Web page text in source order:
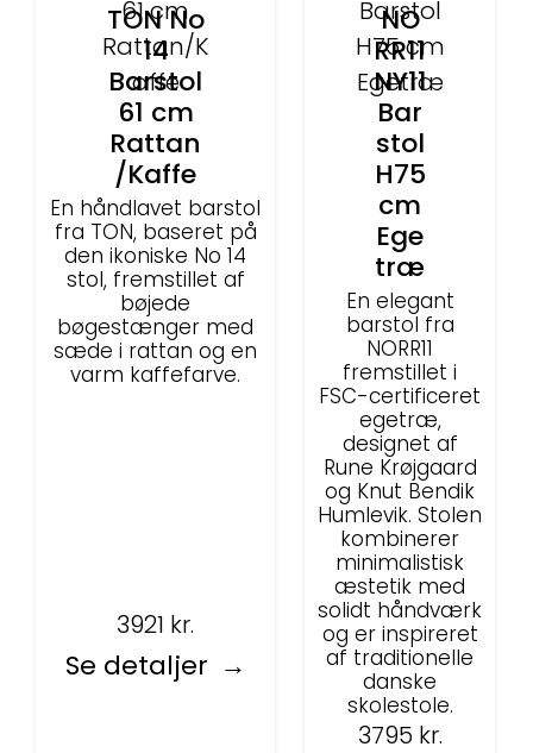
TON No
14
Barstol
61 cm
Rattan
/Kaffe
En håndlavet barstol
fra TON, baseret på
den ikoniske No 14
stol, fremstillet af
bøjede
bøgestænger med
sæde i rattan og en
varm kaffefarve.
3921 kr.
Se detaljer
NO
RR11
NY11
Bar
stol
H75
cm
Ege
træ
En elegant
barstol fra
NORR11
fremstillet i
FSC-certificeret
egetræ,
designet af
Rune Krøjgaard
og Knut Bendik
Humlevik. Stolen
kombinerer
minimalistisk
æstetik med
solidt håndværk
og er inspireret
af traditionelle
danske
skolestole.
3795 kr.